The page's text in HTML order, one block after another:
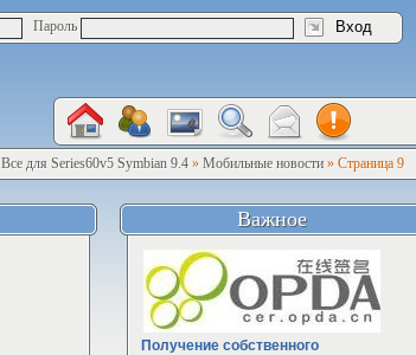
Пароль
Все для Series60v5 Symbian 9.4 » Мобильные новости » Страница 9
Важное
Получение собственного